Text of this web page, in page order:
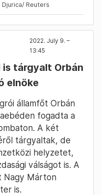
Reuters
2022. July 9. –
13:45
is tárgyalt Orbán
elnöke
államfőt Orbán
fogadta a
A két
tárgyaltak, de
helyzetet,
válságot is. A
Nagy Márton
is.